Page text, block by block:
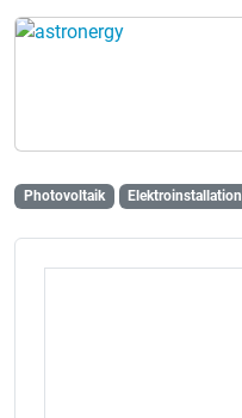
Photovoltaik Elektroinstallation